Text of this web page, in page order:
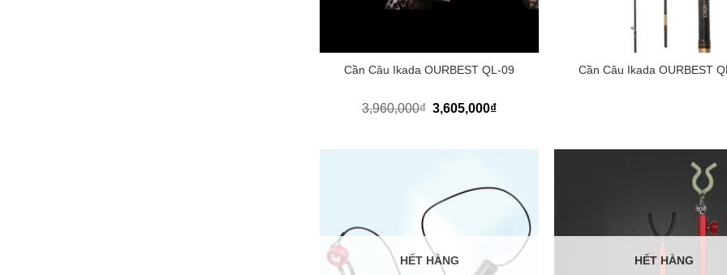
Cần Câu Ikada OURBEST QL-09
3,960,000₫ 3,605,000₫
Cần Câu Ikada OURBEST
HẾT HÀNG HẾT HÀNG